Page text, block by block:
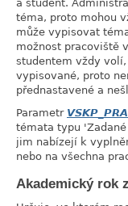
a student.
téma, proto mohou
může vypisovat
možnost pracoviště
studentem vždy
vypisované, proto
přednastavené a
Parametr
témata typu
jim nabízejí k
nebo na všechna
Akademický rok